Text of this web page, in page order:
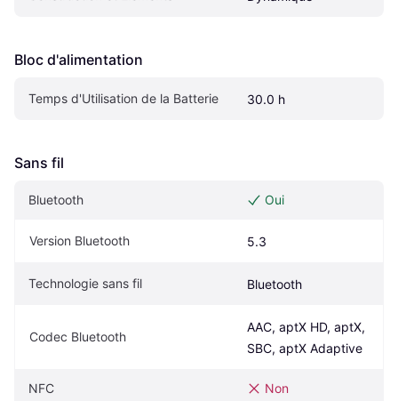
Bloc d'alimentation
Temps d'Utilisation de la Batterie 30.0 h
Sans fil
Bluetooth Oui
Version Bluetooth 5.3
Technologie sans fil Bluetooth
Codec Bluetooth
AAC, aptX HD, aptX,
SBC, aptX Adaptive
NFC Non